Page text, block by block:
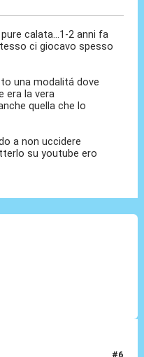
calata...1-2 anni fa
ci giocavo spesso
una modalitá dove
era la vera
quella che lo
a non uccidere
su youtube ero
#6